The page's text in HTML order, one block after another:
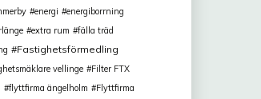
energi
energiborrning
extra rum
fälla träd
Fastighetsförmedling
vellinge
Filter FTX
flyttfirma ängelholm
Flyttfirma